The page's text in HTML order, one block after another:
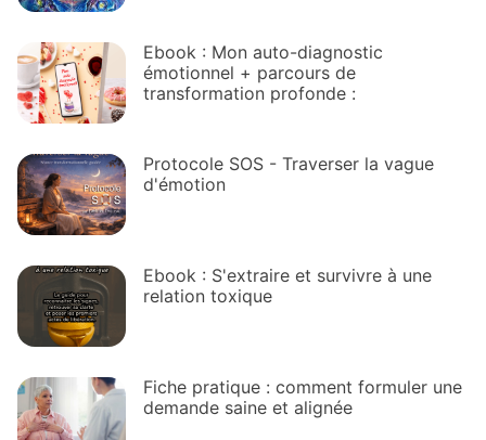
Ebook : Mon auto-diagnostic
émotionnel + parcours de
transformation profonde :
Protocole SOS - Traverser la vague
d'émotion
Ebook : S'extraire et survivre à une
relation toxique
Fiche pratique : comment formuler une
demande saine et alignée